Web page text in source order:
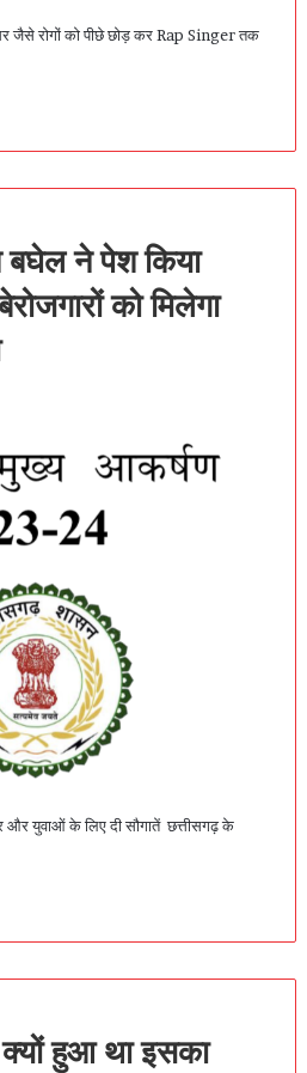
जैसे रोगों को पीछे छोड़ कर Rap Singer तक
बघेल ने पेश किया
को मिलेगा
युवाओं के लिए दी सौगातें छत्तीसगढ़ के
हुआ था इसका